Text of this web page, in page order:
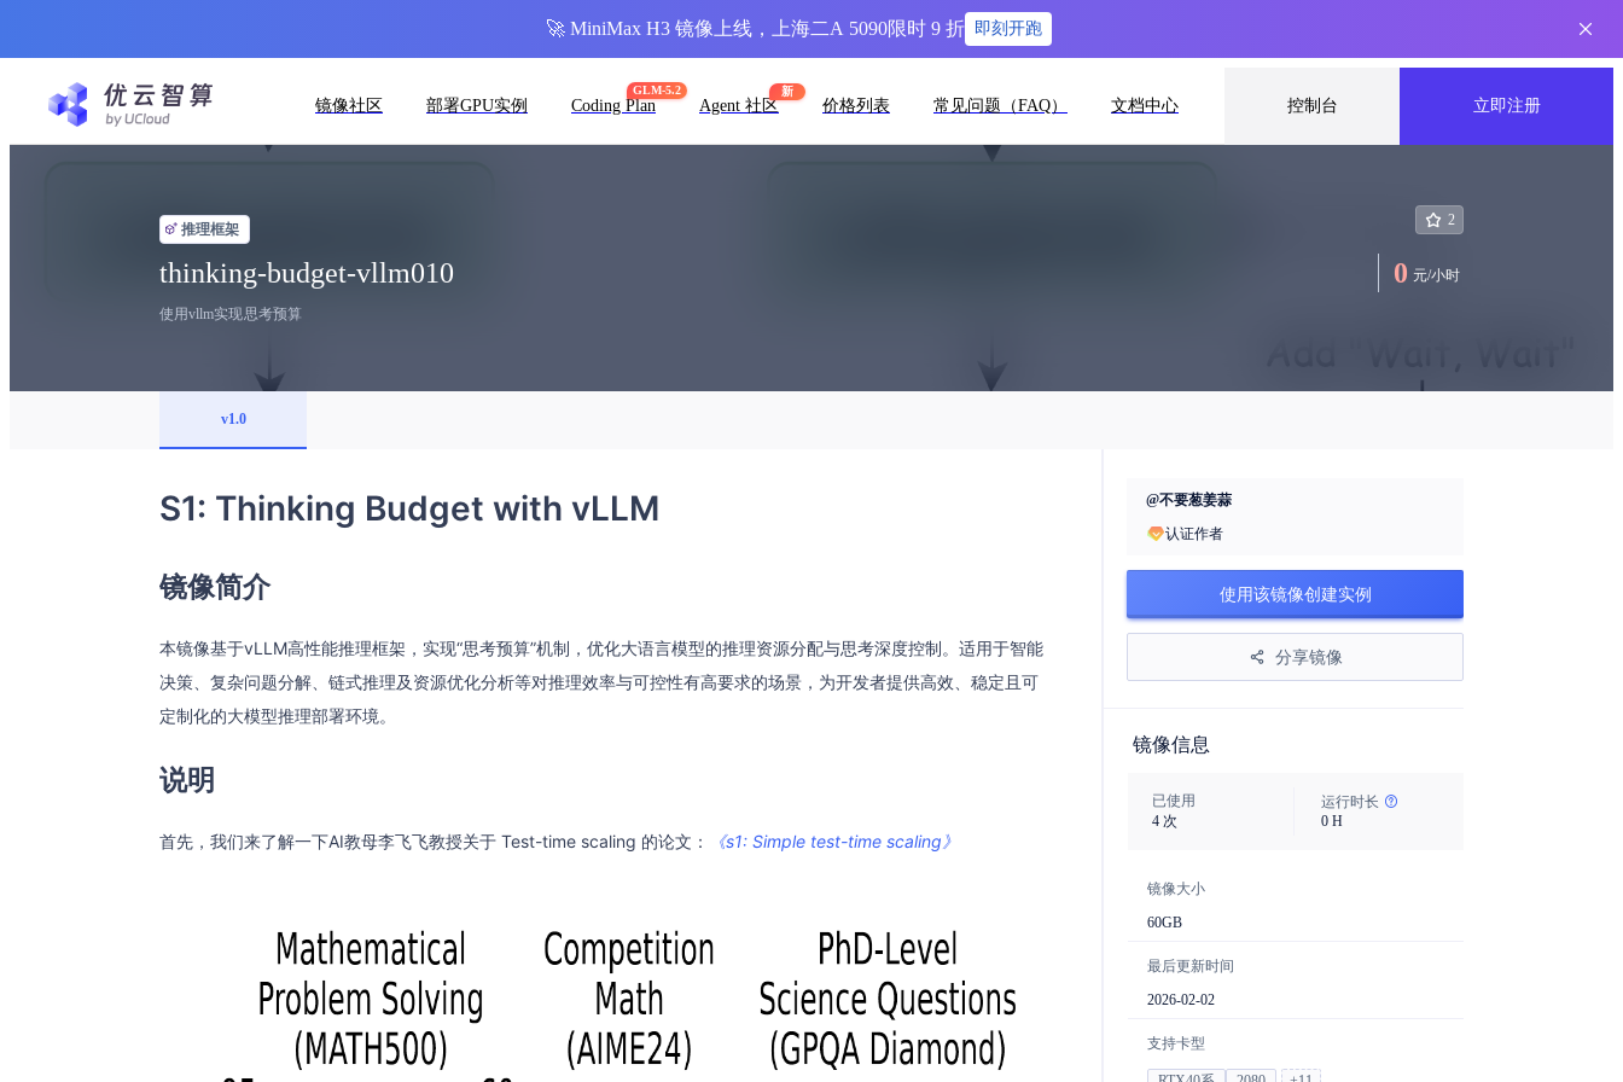
镜像社区 部署GPU实例
GLM-5.2
Coding Plan
新
Agent 社区 价格列表 常见问题（FAQ） 文档中心 控制台 立即注册
推理框架
thinking-budget-vllm010
使用vllm实现思考预算
2
0 元/小时
v1.0
S1: Thinking Budget with vLLM
镜像简介
本镜像基于vLLM高性能推理框架，实现“思考预算”机制，优化大语言模型的推理资源分配与思考深度控制。适用于智能
决策、复杂问题分解、链式推理及资源优化分析等对推理效率与可控性有高要求的场景，为开发者提供高效、稳定且可
定制化的大模型推理部署环境。
说明
首先，我们来了解一下AI教母李飞飞教授关于 Test-time scaling 的论文： 《s1: Simple test-time scaling》
@不要葱姜蒜
认证作者
使用该镜像创建实例
分享镜像
镜像信息
已使用
4 次
运行时长
0H
镜像大小
60GB
最后更新时间
2026-02-02
支持卡型
🚀 MiniMax H3 镜像上线，上海二A 5090限时 9 折 即刻开跑